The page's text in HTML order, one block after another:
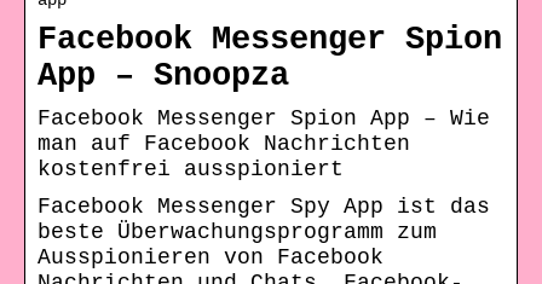
Facebook Messenger Spion
App – Snoopza
Facebook Messenger Spion App – Wie
man auf Facebook Nachrichten
kostenfrei ausspioniert
Facebook Messenger Spy App ist das
beste Überwachungsprogramm zum
Ausspionieren von Facebook